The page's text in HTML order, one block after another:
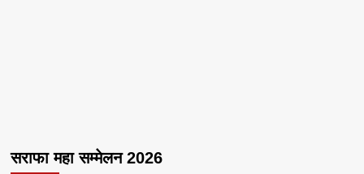
सराफा महा सम्मेलन 2026